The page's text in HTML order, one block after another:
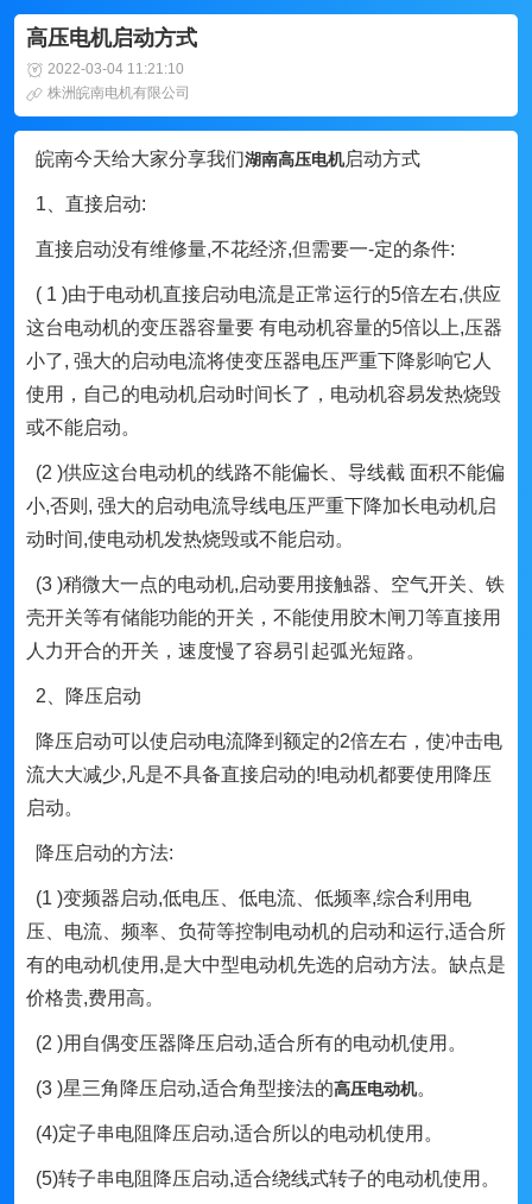
高压电机启动方式
2022-03-04 11:21:10
株洲皖南电机有限公司
皖南今天给大家分享我们湖南高压电机启动方式
1、直接启动:
直接启动没有维修量,不花经济,但需要一-定的条件:
( 1 )由于电动机直接启动电流是正常运行的5倍左右,供应
这台电动机的变压器容量要 有电动机容量的5倍以上,压器
小了, 强大的启动电流将使变压器电压严重下降影响它人
使用，自己的电动机启动时间长了，电动机容易发热烧毁
或不能启动。
(2 )供应这台电动机的线路不能偏长、导线截 面积不能偏
小,否则, 强大的启动电流导线电压严重下降加长电动机启
动时间,使电动机发热烧毁或不能启动。
(3 )稍微大一点的电动机,启动要用接触器、空气开关、铁
壳开关等有储能功能的开关，不能使用胶木闸刀等直接用
人力开合的开关，速度慢了容易引起弧光短路。
2、降压启动
降压启动可以使启动电流降到额定的2倍左右，使冲击电
流大大减少,凡是不具备直接启动的!电动机都要使用降压
启动。
降压启动的方法:
(1 )变频器启动,低电压、低电流、低频率,综合利用电
压、电流、频率、负荷等控制电动机的启动和运行,适合所
有的电动机使用,是大中型电动机先选的启动方法。缺点是
价格贵,费用高。
(2 )用自偶变压器降压启动,适合所有的电动机使用。
(3 )星三角降压启动,适合角型接法的高压电动机。
(4)定子串电阻降压启动,适合所以的电动机使用。
(5)转子串电阻降压启动,适合绕线式转子的电动机使用。